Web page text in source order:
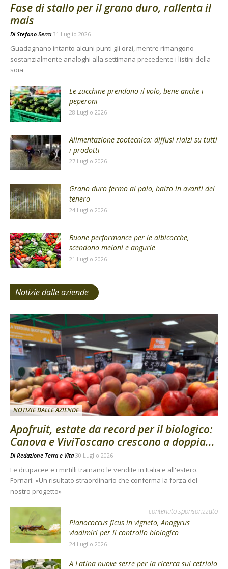
Fase di stallo per il grano duro, rallenta il
mais
Di Stefano Serra 31 Luglio 2026
Guadagnano intanto alcuni punti gli orzi, mentre rimangono
sostanzialmente analoghi alla settimana precedente i listini della
soia
Le zucchine prendono il volo, bene anche i
peperoni
28 Luglio 2026
Alimentazione zootecnica: diffusi rialzi su tutti
i prodotti
27 Luglio 2026
Grano duro fermo al palo, balzo in avanti del
tenero
24 Luglio 2026
Buone performance per le albicocche,
scendono meloni e angurie
21 Luglio 2026
Notizie dalle aziende
NOTIZIE DALLE AZIENDE
Apofruit, estate da record per il biologico:
Canova e ViviToscano crescono a doppia...
Di Redazione Terra e Vita 30 Luglio 2026
Le drupacee e i mirtilli trainano le vendite in Italia e all'estero.
Fornari: «Un risultato straordinario che conferma la forza del
nostro progetto»
contenuto sponsorizzato
Planococcus ficus in vigneto, Anagyrus
vladimiri per il controllo biologico
24 Luglio 2026
A Latina nuove serre per la ricerca sul cetriolo